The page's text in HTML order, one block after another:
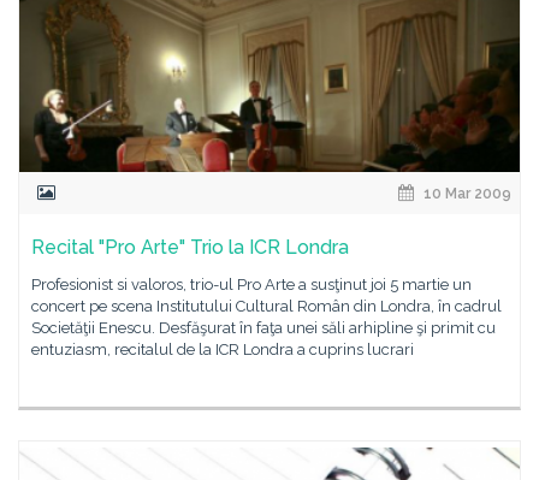
10 Mar 2009
Recital "Pro Arte" Trio la ICR Londra
Profesionist si valoros, trio-ul Pro Arte a susţinut joi 5 martie un
concert pe scena Institutului Cultural Român din Londra, în cadrul
Societăţii Enescu. Desfăşurat în faţa unei săli arhipline şi primit cu
entuziasm, recitalul de la ICR Londra a cuprins lucrari